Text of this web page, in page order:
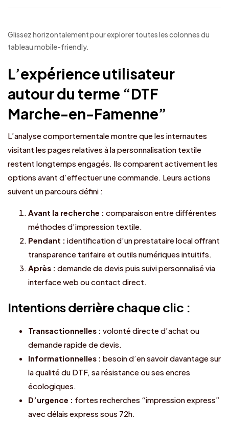
Glissez horizontalement pour explorer toutes les colonnes du
tableau mobile-friendly.
L’expérience utilisateur
autour du terme “DTF
Marche-en-Famenne”
L’analyse comportementale montre que les internautes
visitant les pages relatives à la personnalisation textile
restent longtemps engagés. Ils comparent activement les
options avant d’effectuer une commande. Leurs actions
suivent un parcours défini :
Avant la recherche : comparaison entre différentes
méthodes d’impression textile.
Pendant : identification d’un prestataire local offrant
transparence tarifaire et outils numériques intuitifs.
Après : demande de devis puis suivi personnalisé via
interface web ou contact direct.
Intentions derrière chaque clic :
Transactionnelles : volonté directe d’achat ou
demande rapide de devis.
Informationnelles : besoin d’en savoir davantage sur
la qualité du DTF, sa résistance ou ses encres
écologiques.
D’urgence : fortes recherches “impression express”
avec délais express sous 72h.